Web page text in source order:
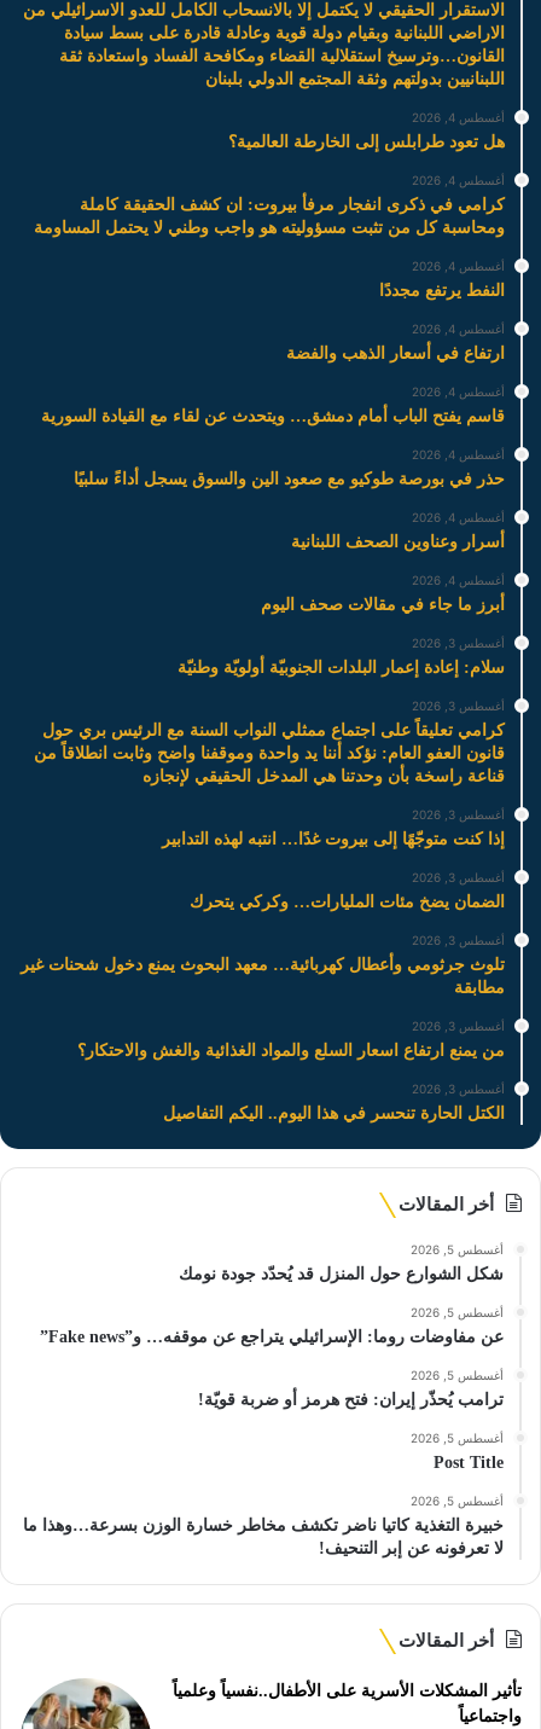
الاستقرار الحقيقي لا يكتمل إلا بالانسحاب الكامل للعدو الاسرائيلي من
الاراضي اللبنانية وبقيام دولة قوية وعادلة قادرة على بسط سيادة
القانون…وترسيخ استقلالية القضاء ومكافحة الفساد واستعادة ثقة
اللبنانيين بدولتهم وثقة المجتمع الدولي بلبنان
أغسطس 4, 2026
هل تعود طرابلس إلى الخارطة العالمية؟
أغسطس 4, 2026
كرامي في ذكرى انفجار مرفأ بيروت: ان كشف الحقيقة كاملة
ومحاسبة كل من تثبت مسؤوليته هو واجب وطني لا يحتمل المساومة
أغسطس 4, 2026
النفط يرتفع مجددًا
أغسطس 4, 2026
ارتفاع في أسعار الذهب والفضة
أغسطس 4, 2026
قاسم يفتح الباب أمام دمشق… ويتحدث عن لقاء مع القيادة السورية
أغسطس 4, 2026
حذر في بورصة طوكيو مع صعود الين والسوق يسجل أداءً سلبيًا
أغسطس 4, 2026
أسرار وعناوين الصحف اللبنانية
أغسطس 4, 2026
أبرز ما جاء في مقالات صحف اليوم
أغسطس 3, 2026
سلام: إعادة إعمار البلدات الجنوبيّة أولويّة وطنيّة
أغسطس 3, 2026
كرامي تعليقاً على اجتماع ممثلي النواب السنة مع الرئيس بري حول
قانون العفو العام: نؤكد أننا يد واحدة وموقفنا واضح وثابت انطلاقاً من
قناعة راسخة بأن وحدتنا هي المدخل الحقيقي لإنجازه
أغسطس 3, 2026
إذا كنت متوجّهًا إلى بيروت غدًا… انتبه لهذه التدابير
أغسطس 3, 2026
الضمان يضخ مئات المليارات… وكركي يتحرك
أغسطس 3, 2026
تلوث جرثومي وأعطال كهربائية… معهد البحوث يمنع دخول شحنات غير
مطابقة
أغسطس 3, 2026
من يمنع ارتفاع اسعار السلع والمواد الغذائية والغش والاحتكار؟
أغسطس 3, 2026
الكتل الحارة تنحسر في هذا اليوم.. اليكم التفاصيل
أخر المقالات
أغسطس 5, 2026
شكل الشوارع حول المنزل قد يُحدّد جودة نومك
أغسطس 5, 2026
عن مفاوضات روما: الإسرائيلي يتراجع عن موقفه… و”Fake news”
أغسطس 5, 2026
ترامب يُحذّر إيران: فتح هرمز أو ضربة قويّة!
أغسطس 5, 2026
Post Title
أغسطس 5, 2026
خبيرة التغذية كاتيا ناضر تكشف مخاطر خسارة الوزن بسرعة…وهذا ما
لا تعرفونه عن إبر التنحيف!
أخر المقالات
تأثير المشكلات الأسرية على الأطفال..نفسياً وعلمياً
واجتماعياً